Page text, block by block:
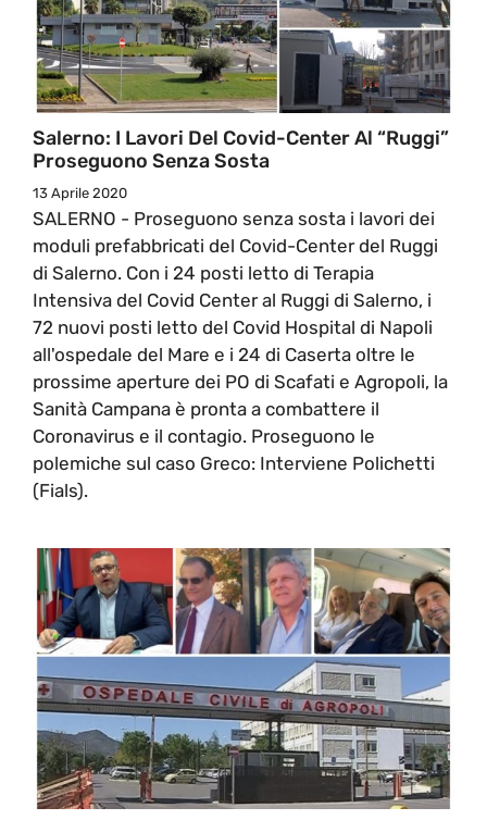
Salerno: I Lavori Del Covid-Center Al “Ruggi”
Proseguono Senza Sosta
13 Aprile 2020
SALERNO - Proseguono senza sosta i lavori dei
moduli prefabbricati del Covid-Center del Ruggi
di Salerno. Con i 24 posti letto di Terapia
Intensiva del Covid Center al Ruggi di Salerno, i
72 nuovi posti letto del Covid Hospital di Napoli
all'ospedale del Mare e i 24 di Caserta oltre le
prossime aperture dei PO di Scafati e Agropoli, la
Sanità Campana è pronta a combattere il
Coronavirus e il contagio. Proseguono le
polemiche sul caso Greco: Interviene Polichetti
(Fials).